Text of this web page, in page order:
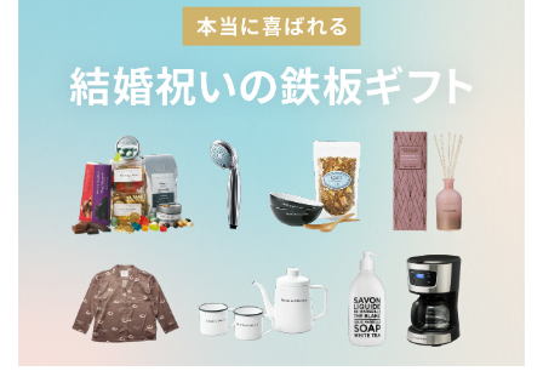
眠りここちにこだわるパジャマ
天然の植物の力を活かした心地よさ
一流ホテルも認めたブランド
美容液のようなハンドソープ
〜料理の時間が楽しくなるキッチンアイテム編〜
食卓を優しく彩る器
ペアプレート&カトラリーセット
おうちディズニーをダイナー気分で